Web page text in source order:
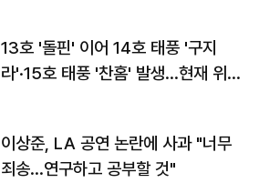
13호 '돌핀' 이어 14호 태풍 '구지
라'·15호 태풍 '찬홈' 발생…현재 위
이상준, LA 공연 논란에 사과 "너무
죄송…연구하고 공부할 것"